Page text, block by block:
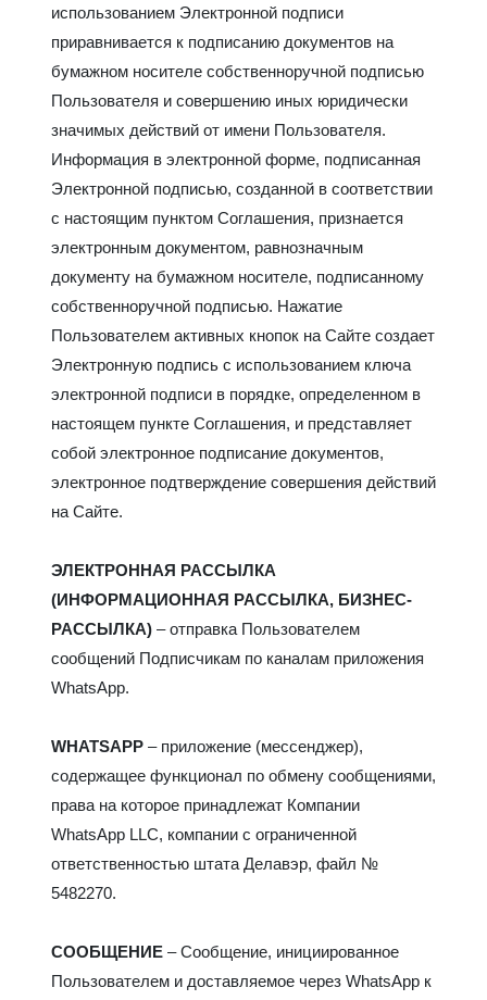
использованием Электронной подписи
приравнивается к подписанию документов на
бумажном носителе собственноручной подписью
Пользователя и совершению иных юридически
значимых действий от имени Пользователя.
Информация в электронной форме, подписанная
Электронной подписью, созданной в соответствии
с настоящим пунктом Соглашения, признается
электронным документом, равнозначным
документу на бумажном носителе, подписанному
собственноручной подписью. Нажатие
Пользователем активных кнопок на Сайте создает
Электронную подпись с использованием ключа
электронной подписи в порядке, определенном в
настоящем пункте Соглашения, и представляет
собой электронное подписание документов,
электронное подтверждение совершения действий
на Сайте.
ЭЛЕКТРОННАЯ РАССЫЛКА
(ИНФОРМАЦИОННАЯ РАССЫЛКА, БИЗНЕС-
РАССЫЛКА) – отправка Пользователем
сообщений Подписчикам по каналам приложения
WhatsApp.
WHATSAPP – приложение (мессенджер),
содержащее функционал по обмену сообщениями,
права на которое принадлежат Компании
WhatsApp LLC, компании с ограниченной
ответственностью штата Делавэр, файл №
5482270.
СООБЩЕНИЕ – Сообщение, инициированное
Пользователем и доставляемое через WhatsApp к